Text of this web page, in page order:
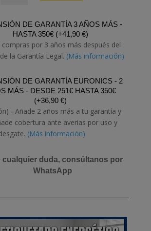
DE GARANTÍA 3 AÑOS MÁS -
HASTA 350€ (+41,90 €)
por 3 años más después del
la Garantía Legal. (Más información)
DE GARANTÍA EURONICS - 2
MÁS - DESDE 251€ HASTA 350€
(+36,90 €)
- Añade 2 años más a tu garantía y
cobertura ante averías por uso y
(Más información)
cualquier duda, consúltanos por
WhatsApp